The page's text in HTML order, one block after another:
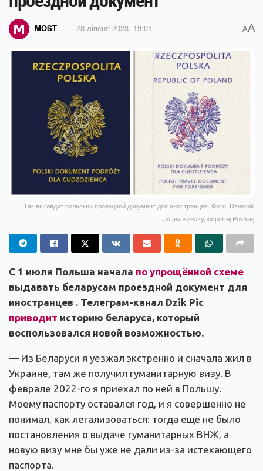
MOST 28 ліпеня 2023, 19:01 AA
Так выглядит польский проездной документ для иностранцев. Фото: Dziennik
Ustaw Rzeczypospolitej Polskiej
С 1 июля Польша начала по упрощённой схеме
выдавать беларусам проездной документ для
иностранцев . Телеграм-канал Dzik Pic
приводит историю беларуса, который
воспользовался новой возможностью.
— Из Беларуси я уезжал экстренно и сначала жил в
Украине, там же получил гуманитарную визу. В
феврале 2022-го я приехал по ней в Польшу.
Моему паспорту оставался год, и я совершенно не
понимал, как легализоваться: тогда ещё не было
постановления о выдаче гуманитарных ВНЖ, а
новую визу мне бы уже не дали из-за истекающего
паспорта.